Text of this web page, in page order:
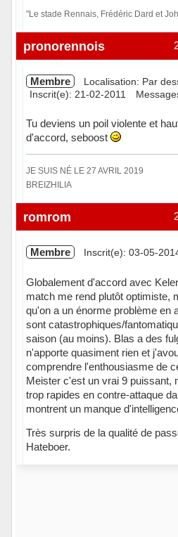
"Le stade Rennais, Frédéric Dard et
Hors ligne
pronorennois
Membre
Localisation: Par
Inscrit(e): 21-02-2011
Tu deviens un poil violente et
d'accord, seboost
JE SUIS NÉ LE 27 AVRIL 2019
BREIZHILIA
Hors ligne
romrom
Membre Inscrit(e): 03-05-
Globalement d'accord avec
match me rend plutôt optimiste,
qu'on a un énorme problème en
sont catastrophiques/
saison (au moins). Blas a des
n'apporte quasiment rien et
comprendre l'enthousiasme de
Meister c'est un vrai 9 puissant,
trop rapides en contre-attaque
montrent un manque
Très surpris de la qualité de
Hateboer.